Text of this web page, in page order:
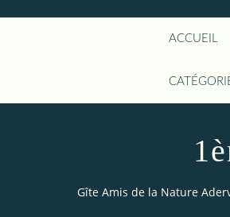
ACCUEIL
Gîte Amis de la Nature